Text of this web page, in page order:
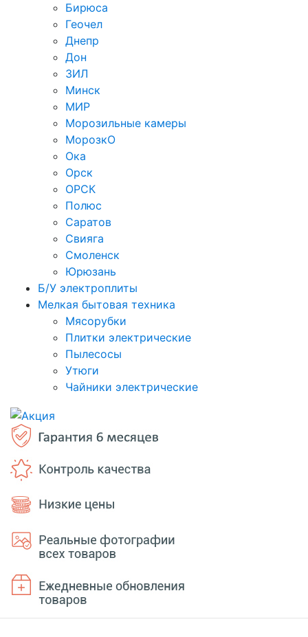
Бирюса
Геочел
Днепр
Дон
ЗИЛ
Минск
МИР
Морозильные камеры
МорозкО
Ока
Орск
ОРСК
Полюс
Саратов
Свияга
Смоленск
Юрюзань
Б/У электроплиты
Мелкая бытовая техника
Мясорубки
Плитки электрические
Пылесосы
Утюги
Чайники электрические